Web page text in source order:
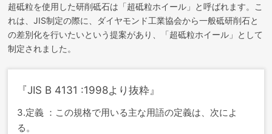
超砥粒を使用した研削砥石は「超砥粒ホイール」と呼ばれます。こ
れは、JIS制定の際に、ダイヤモンド工業協会から一般砥研削石と
の差別化を行いたいという提案があり、「超砥粒ホイール」として
制定されました。
『JIS B 4131 :1998より抜粋』
3.定義 ：この規格で用いる主な用語の定義は、次によ
る。